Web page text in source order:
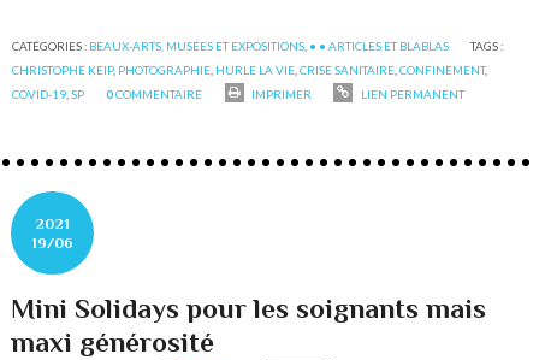
CATÉGORIES : BEAUX-ARTS, MUSÉES ET EXPOSITIONS • • ARTICLES ET BLABLAS
TAGS :
CHRISTOPHE KEIP, PHOTOGRAPHIE HURLE LA VIE ,CRISE SANITAIRE ,CONFINEMENT,
COVID-19 ,SP 0COMMENTAIRE IMPRIMER LIEN PERMANENT
2021
19/06
Mini Solidays pour les soignants mais
maxi générosité